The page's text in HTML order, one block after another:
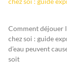
Comment déjouer
chez soi : guide
d’eau peuvent
soit